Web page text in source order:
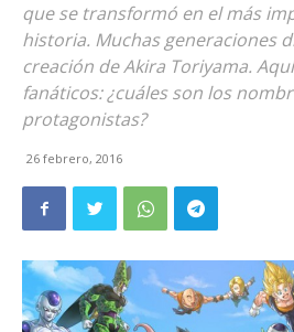
que se transformó en el más
historia. Muchas generaciones
creación de Akira Toriyama.
fanáticos: ¿cuáles son los
protagonistas?
26 febrero, 2016